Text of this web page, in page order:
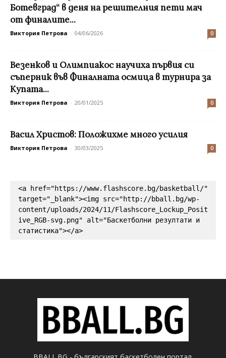
Ботевград“ в деня на решителния пети мач
от финалите...
Виктория Петрова - 04/06/2026 0
Везенков и Олимпиакос научиха първия си
съперник във Финалната осмица в турнира за
Купата...
Виктория Петрова - 20/01/2025 0
Васил Христов: Положихме много усилия
Виктория Петрова - 30/03/2025 0
<a href="https://www.flashscore.bg/basketball/"
target="_blank"><img src="http://bball.bg/wp-
content/uploads/2024/11/Flashscore_Lockup_Posit
ive_RGB-svg.png" alt="Баскетболни резултати и
статистика"></a>